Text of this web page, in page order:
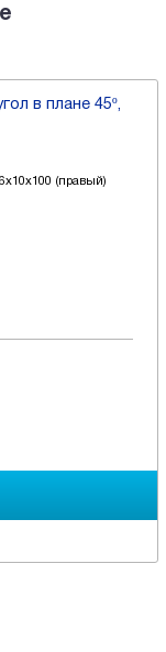
в плане 45º,
(правый)